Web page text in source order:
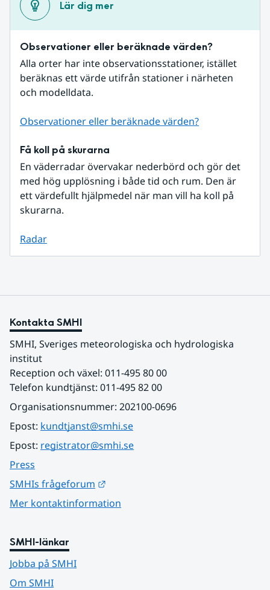
Lär dig mer
Observationer eller beräknade värden?
Alla orter har inte observationsstationer, istället
beräknas ett värde utifrån stationer i närheten
och modelldata.
Observationer eller beräknade värden?
Få koll på skurarna
En väderradar övervakar nederbörd och gör det
med hög upplösning i både tid och rum. Den är
ett värdefullt hjälpmedel när man vill ha koll på
skurarna.
Radar
Kontakta SMHI
SMHI, Sveriges meteorologiska och hydrologiska
institut
Reception och växel: 011-495 80 00
Telefon kundtjänst: 011-495 82 00
Organisationsnummer: 202100-0696
Epost: kundtjanst@smhi.se
Epost: registrator@smhi.se
Press
SMHIs frågeforum
Mer kontaktinformation
SMHI-länkar
Jobba på SMHI
Om SMHI